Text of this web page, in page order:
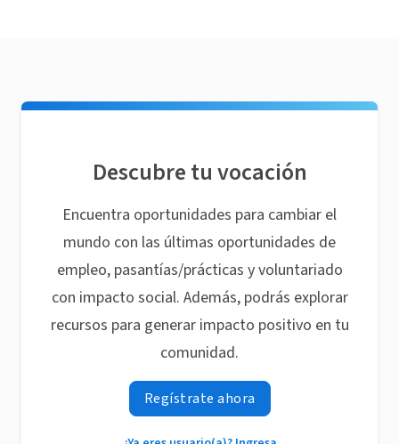
Descubre tu vocación
Encuentra oportunidades para cambiar el
mundo con las últimas oportunidades de
empleo, pasantías/prácticas y voluntariado
con impacto social. Además, podrás explorar
recursos para generar impacto positivo en tu
comunidad.
Regístrate ahora